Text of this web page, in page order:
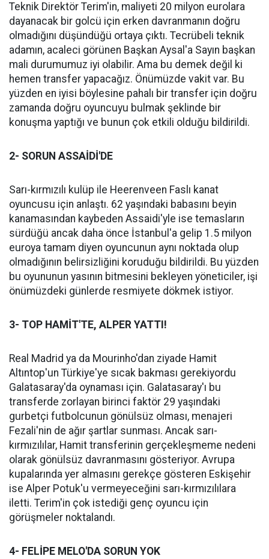
Teknik Direktör Terim'in, maliyeti 20 milyon eurolara
dayanacak bir golcü için erken davranmanın doğru
olmadığını düşündüğü ortaya çıktı. Tecrübeli teknik
adamın, acaleci görünen Başkan Aysal'a Sayın başkan
mali durumumuz iyi olabilir. Ama bu demek değil ki
hemen transfer yapacağız. Önümüzde vakit var. Bu
yüzden en iyisi böylesine pahalı bir transfer için doğru
zamanda doğru oyuncuyu bulmak şeklinde bir
konuşma yaptığı ve bunun çok etkili olduğu bildirildi.
2- SORUN ASSAİDİ'DE
Sarı-kırmızılı kulüp ile Heerenveen Faslı kanat
oyuncusu için anlaştı. 62 yaşındaki babasını beyin
kanamasından kaybeden Assaidi'yle ise temasların
sürdüğü ancak daha önce İstanbul'a gelip 1.5 milyon
euroya tamam diyen oyuncunun aynı noktada olup
olmadığının belirsizliğini koruduğu bildirildi. Bu yüzden
bu oyununun yasının bitmesini bekleyen yöneticiler, işi
önümüzdeki günlerde resmiyete dökmek istiyor.
3- TOP HAMİT'TE, ALPER YATTI!
Real Madrid ya da Mourinho'dan ziyade Hamit
Altıntop'un Türkiye'ye sıcak bakması gerekiyordu
Galatasaray'da oynaması için. Galatasaray'ı bu
transferde zorlayan birinci faktör 29 yaşındaki
gurbetçi futbolcunun gönülsüz olması, menajeri
Fezali'nin de ağır şartlar sunması. Ancak sarı-
kırmızılılar, Hamit transferinin gerçekleşmeme nedeni
olarak gönülsüz davranmasını gösteriyor. Avrupa
kupalarında yer almasını gerekçe gösteren Eskişehir
ise Alper Potuk'u vermeyeceğini sarı-kırmızılılara
iletti. Terim'in çok istediği genç oyuncu için
görüşmeler noktalandı.
4- FELİPE MELO'DA SORUN YOK